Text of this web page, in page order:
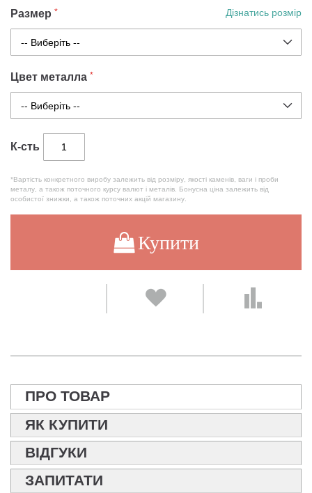
Размер Дізнатись розмір
Цвет металла
К-сть
*Вартість конкретного виробу залежить від розміру, якості каменів, ваги і проби
металу, а також поточного курсу валют і металів. Бонусна ціна залежить від
особистої знижки, а також поточних акцій магазину.
Купити
ПРО ТОВАР
ЯК КУПИТИ
ВІДГУКИ
ЗАПИТАТИ